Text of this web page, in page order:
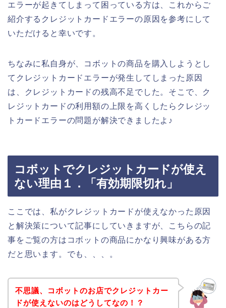
エラーが起きてしまって困っている方は、これからご
紹介するクレジットカードエラーの原因を参考にして
いただけると幸いです。
ちなみに私自身が、コボットの商品を購入しようとし
てクレジットカードエラーが発生してしまった原因
は、クレジットカードの残高不足でした。そこで、ク
レジットカードの利用額の上限を高くしたらクレジッ
トカードエラーの問題が解決できましたよ♪
コボットでクレジットカードが使え
ない理由１．「有効期限切れ」
ここでは、私がクレジットカードが使えなかった原因
と解決策について記事にしていきますが、こちらの記
事をご覧の方はコボットの商品にかなり興味がある方
だと思います。でも、、、。
不思議、コボットのお店でクレジットカー
ドが使えないのはどうしてなの！？